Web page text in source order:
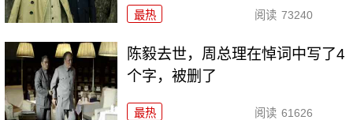
最热 阅读 73240
陈毅去世，周总理在悼词中写了4
个字，被删了
最热 阅读 61626